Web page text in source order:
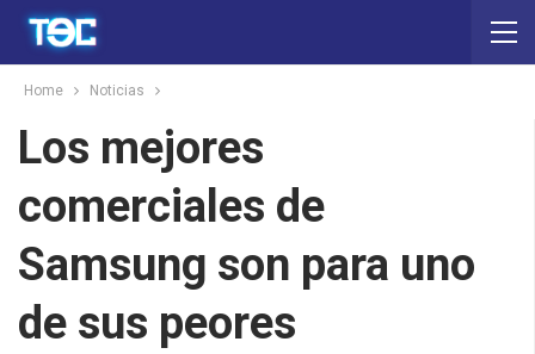
Home Noticias
Los mejores
comerciales de
Samsung son para uno
de sus peores